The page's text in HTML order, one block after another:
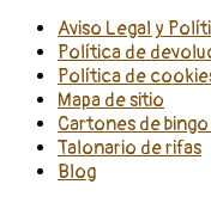
Aviso Legal y
Política de
Política de
Mapa de sitio
Cartones de
Talonario de rifas
Blog